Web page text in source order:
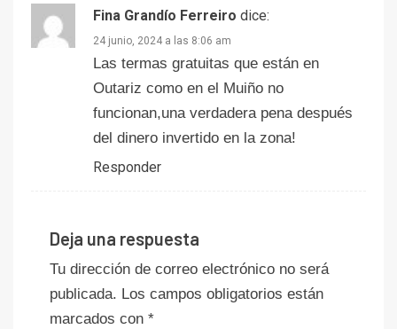
Fina Grandío Ferreiro dice:
24 junio, 2024 a las 8:06 am
Las termas gratuitas que están en
Outariz como en el Muiño no
funcionan,una verdadera pena después
del dinero invertido en la zona!
Responder
Deja una respuesta
Tu dirección de correo electrónico no será
publicada. Los campos obligatorios están
marcados con *